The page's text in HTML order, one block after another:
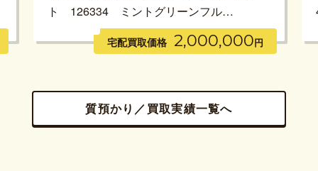
ト 126334 ミントグリーンフル…
宅配買取価格 2,000,000円
質預かり／買取実績一覧へ